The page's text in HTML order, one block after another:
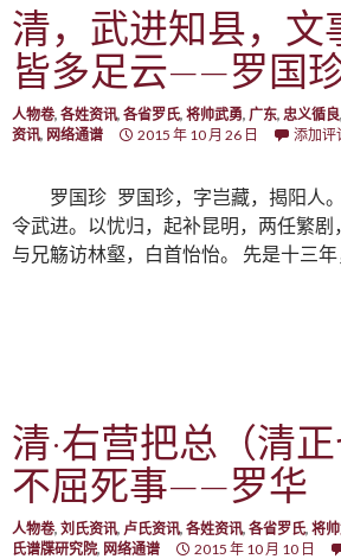
清，武进知县，文
皆多足云——罗国
人物卷, 各姓资讯, 各省罗氏, 将帅武勇, 广东, 忠义循良,
资讯, 网络通谱 2015 年 10 月 26 日 添加评
罗国珍 罗国珍，字岂藏，揭阳人
令武进。以忧归，起补昆明，两任繁剧
与兄觞访林壑，白首怡怡。 先是十三年
清·右营把总（清正
不屈死事——罗华
人物卷, 刘氏资讯, 卢氏资讯, 各姓资讯, 各省罗氏, 将
氏谱牒研究院, 网络通谱 2015 年 10 月 10 日